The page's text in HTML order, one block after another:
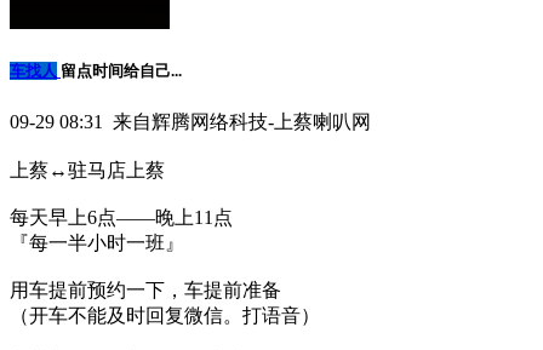
车找人 留点时间给自己...
09-29 08:31 来自辉腾网络科技-上蔡喇叭网
上蔡↔️驻马店上蔡
每天早上6点——晚上11点
『每一半小时一班』
用车提前预约一下，车提前准备
（开车不能及时回复微信。打语音）